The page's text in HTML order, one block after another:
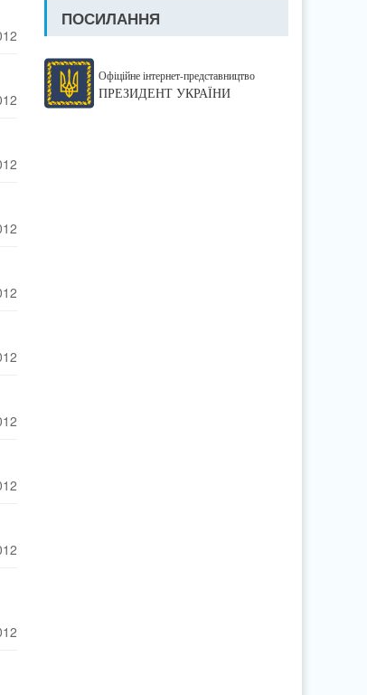
ПОСИЛАННЯ
Офіційне інтернет-представництво
ПРЕЗИДЕНТ УКРАЇНИ